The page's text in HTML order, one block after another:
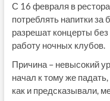
С 16 февраля в
потреблять напитки за
разрешат концерты
работу ночных клубов.
Причина – невысокий
начал к тому же
как и предсказывали,